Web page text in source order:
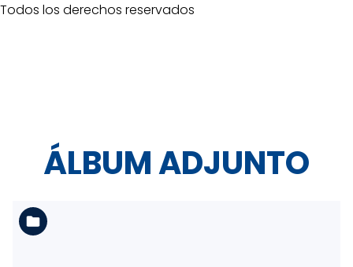
Todos los derechos reservados
ÁLBUM ADJUNTO